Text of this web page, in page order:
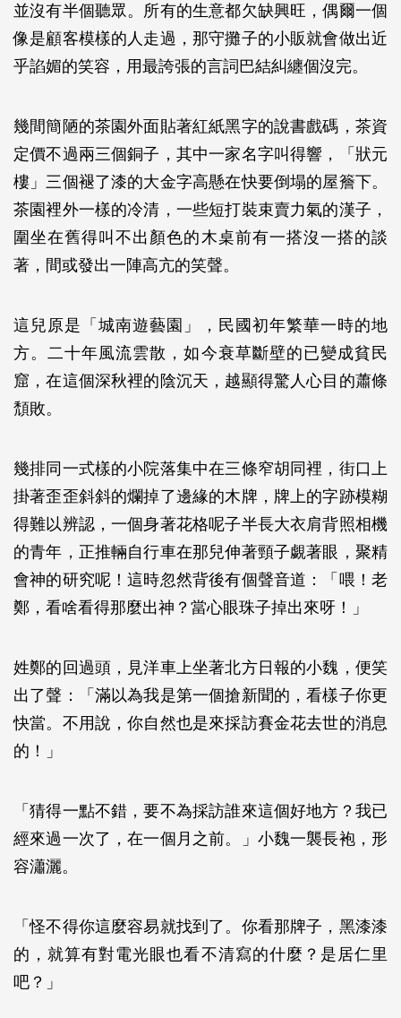
並沒有半個聽眾。所有的生意都欠缺興旺，偶爾一個
像是顧客模樣的人走過，那守攤子的小販就會做出近
乎諂媚的笑容，用最誇張的言詞巴結糾纏個沒完。
幾間簡陋的茶園外面貼著紅紙黑字的說書戲碼，茶資
定價不過兩三個銅子，其中一家名字叫得響，「狀元
樓」三個褪了漆的大金字高懸在快要倒塌的屋簷下。
茶園裡外一樣的冷清，一些短打裝束賣力氣的漢子，
圍坐在舊得叫不出顏色的木桌前有一搭沒一搭的談
著，間或發出一陣高亢的笑聲。
這兒原是「城南遊藝園」，民國初年繁華一時的地
方。二十年風流雲散，如今衰草斷壁的已變成貧民
窟，在這個深秋裡的陰沉天，越顯得驚人心目的蕭條
頹敗。
幾排同一式樣的小院落集中在三條窄胡同裡，街口上
掛著歪歪斜斜的爛掉了邊緣的木牌，牌上的字跡模糊
得難以辨認，一個身著花格呢子半長大衣肩背照相機
的青年，正推輛自行車在那兒伸著頸子覷著眼，聚精
會神的研究呢！這時忽然背後有個聲音道：「喂！老
鄭，看啥看得那麼出神？當心眼珠子掉出來呀！」
姓鄭的回過頭，見洋車上坐著北方日報的小魏，便笑
出了聲：「滿以為我是第一個搶新聞的，看樣子你更
快當。不用說，你自然也是來採訪賽金花去世的消息
的！」
「猜得一點不錯，要不為採訪誰來這個好地方？我已
經來過一次了，在一個月之前。」小魏一襲長袍，形
容瀟灑。
「怪不得你這麼容易就找到了。你看那牌子，黑漆漆
的，就算有對電光眼也看不清寫的什麼？是居仁里
吧？」